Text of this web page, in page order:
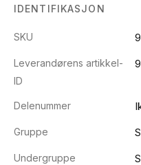
IDENTIFIKASJON
SKU
Leverandørens artikkel-
ID
Delenummer
Gruppe
Undergruppe